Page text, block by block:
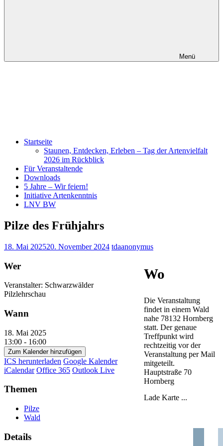
Menü
Startseite
Staunen, Entdecken, Erleben – Tag der Artenvielfalt
2026 im Rückblick
Für Veranstaltende
Downloads
5 Jahre – Wir feiern!
Initiative Artenkenntnis
LNV BW
Pilze des Frühjahrs
18. Mai 202520. November 2024 tdaanonymus
Wer
Veranstalter: Schwarzwälder
Pilzlehrschau
Wann
18. Mai 2025
13:00 - 16:00
Zum Kalender hinzufügen
ICS herunterladen Google Kalender
iCalendar Office 365 Outlook Live
Themen
Pilze
Wald
Details
Wo
Die Veranstaltung
findet in einem Wald
nahe 78132 Hornberg
statt. Der genaue
Treffpunkt wird
rechtzeitig vor der
Veranstaltung per Mail
mitgeteilt.
Hauptstraße 70
Hornberg
Lade Karte ...